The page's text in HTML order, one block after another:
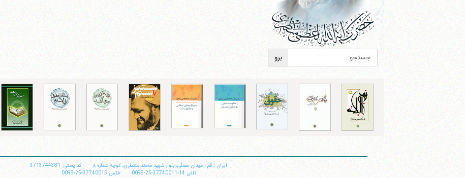
ایران ، قم ، میدان مصلّی، بلوار شهید محمّد منتظری، كوچه شماره ٨
کد پستی: 3713744381
تلفن 14-37740011-25-0098 فکس 37740015-25-0098
فکس37740015-25-98+